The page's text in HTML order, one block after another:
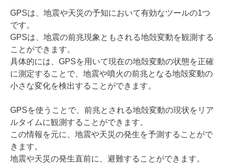
GPSは、地震や天災の予知において有効なツールの1つ
です。
GPSは、地震の前兆現象ともされる地殻変動を観測する
ことができます。
具体的には、GPSを用いて現在の地殻変動の状態を正確
に測定することで、地震や噴火の前兆となる地殻変動の
小さな変化を検出することができます。
GPSを使うことで、前兆とされる地殻変動の現状をリア
ルタイムに観測することができます。
この情報を元に、地震や天災の発生を予測することがで
きます。
地震や天災の発生直前に、避難することができます。